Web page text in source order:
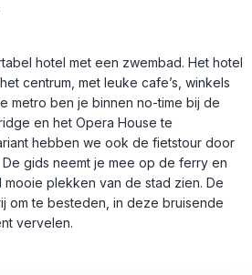
hotel met een zwembad. Het hotel
centrum, met leuke cafe’s, winkels
metro ben je binnen no-time bij de
en het Opera House te
hebben we ook de fietstour door
gids neemt je mee op de ferry en
mooie plekken van de stad zien. De
om te besteden, in deze bruisende
vervelen.